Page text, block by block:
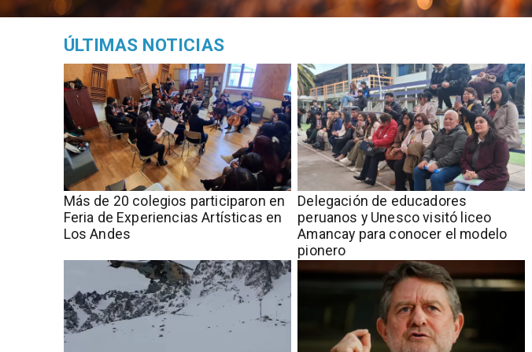
ÚLTIMAS NOTICIAS
Más de 20 colegios participaron en
Feria de Experiencias Artísticas en
Los Andes
Delegación de educadores
peruanos y Unesco visitó liceo
Amancay para conocer el modelo
pionero